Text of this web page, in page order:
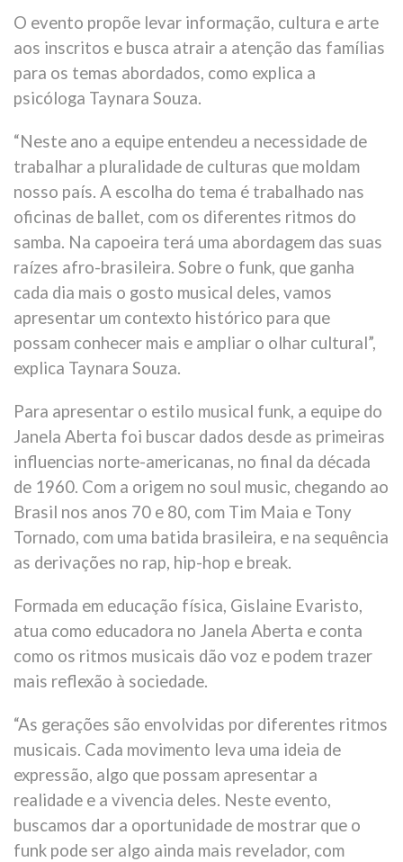
O evento propõe levar informação, cultura e arte
aos inscritos e busca atrair a atenção das famílias
para os temas abordados, como explica a
psicóloga Taynara Souza.
“Neste ano a equipe entendeu a necessidade de
trabalhar a pluralidade de culturas que moldam
nosso país. A escolha do tema é trabalhado nas
oficinas de ballet, com os diferentes ritmos do
samba. Na capoeira terá uma abordagem das suas
raízes afro-brasileira. Sobre o funk, que ganha
cada dia mais o gosto musical deles, vamos
apresentar um contexto histórico para que
possam conhecer mais e ampliar o olhar cultural”,
explica Taynara Souza.
Para apresentar o estilo musical funk, a equipe do
Janela Aberta foi buscar dados desde as primeiras
influencias norte-americanas, no final da década
de 1960. Com a origem no soul music, chegando ao
Brasil nos anos 70 e 80, com Tim Maia e Tony
Tornado, com uma batida brasileira, e na sequência
as derivações no rap, hip-hop e break.
Formada em educação física, Gislaine Evaristo,
atua como educadora no Janela Aberta e conta
como os ritmos musicais dão voz e podem trazer
mais reflexão à sociedade.
“As gerações são envolvidas por diferentes ritmos
musicais. Cada movimento leva uma ideia de
expressão, algo que possam apresentar a
realidade e a vivencia deles. Neste evento,
buscamos dar a oportunidade de mostrar que o
funk pode ser algo ainda mais revelador, com